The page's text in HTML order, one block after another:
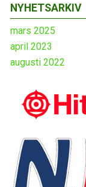
NYHETSARKIV
mars 2025
april 2023
augusti 2022